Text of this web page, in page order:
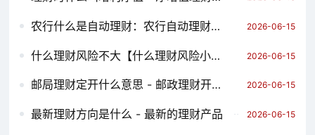
农行什么是自动理财：农行自动理财好不好 2026-06-15
什么理财风险不大【什么理财风险小收益高】 2026-06-15
邮局理财定开什么意思 - 邮政理财开放日有几天 2026-06-15
最新理财方向是什么 - 最新的理财产品 2026-06-15